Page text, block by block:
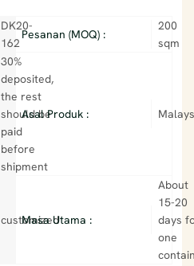
DK20-
162
Pesanan (MOQ) :
200
sqm
30%
deposited,
the rest
should be
paid
before
shipment
Asal Produk :
customized
Masa Utama :
About
15-20
days
one